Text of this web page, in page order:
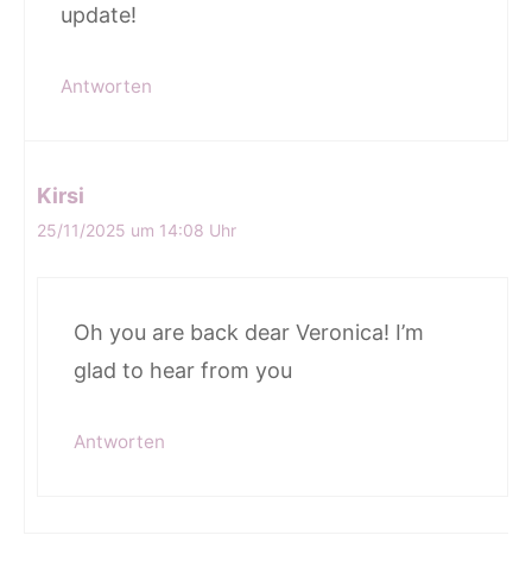
update!
Antworten
Kirsi
25/11/2025 um 14:08 Uhr
Oh you are back dear Veronica! I’m
glad to hear from you
Antworten